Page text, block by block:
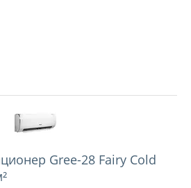
Gree-28 Fairy Cold